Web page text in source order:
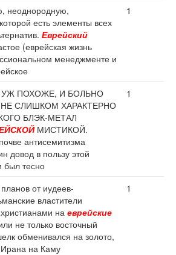
неоднородную,
есть элементы всех
Еврейский
(еврейская жизнь
менеджменте и
1
УЖ ПОХОЖЕ, И БОЛЬНО
СЛИШКОМ ХАРАКТЕРНО
БЛЭК-МЕТАЛ
МИСТИКОЙ.
антисемитизма
довод в пользу этой
тесно
1
от иудеев-
властители
на еврейские
не только восточный
обменивался на золото,
на Каму
1